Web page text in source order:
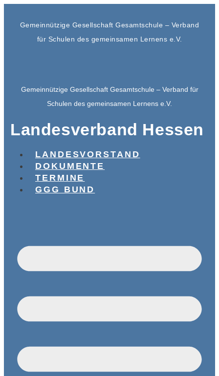
Gemeinnützige Gesellschaft Gesamtschule – Verband
für Schulen des gemeinsamen Lernens e.V.
Gemeinnützige Gesellschaft Gesamtschule – Verband für
Schulen des gemeinsamen Lernens e.V.
Landesverband Hessen
LANDESVORSTAND
DOKUMENTE
TERMINE
GGG BUND